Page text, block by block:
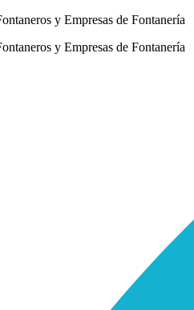
y Empresas de Fontanería
y Empresas de Fontanería